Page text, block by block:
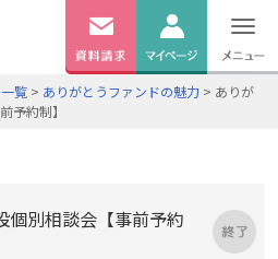
無料資料
ログイン
覧 > ありがとうファンドの魅力 > ありが
予約制】
個別相談会【事前予約